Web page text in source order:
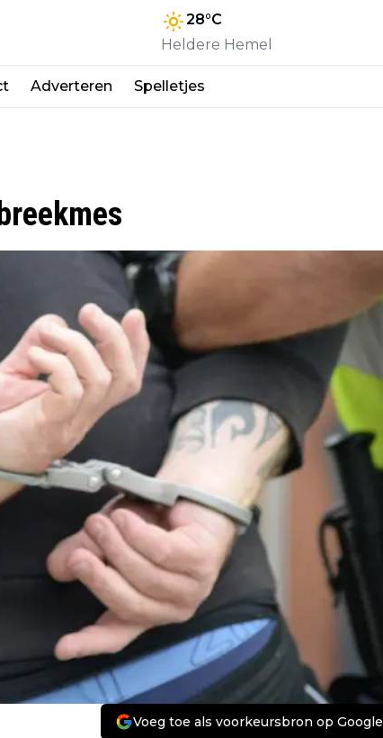
28°C
Heldere Hemel
Adverteren Spelletjes
Voeg toe als voorkeursbron op Google